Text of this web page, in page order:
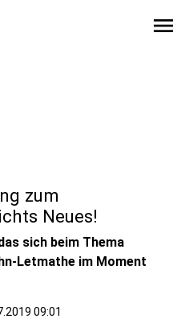
menu
zum
Neues!
sich beim Thema
Letmathe im Moment
09:01